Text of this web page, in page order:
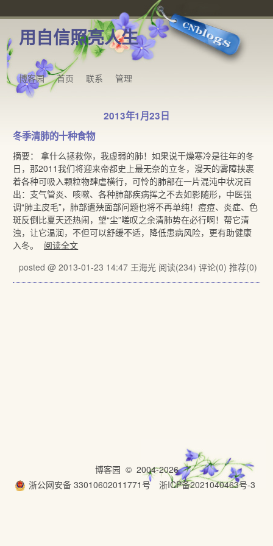
用自信照亮人生
博客园 首页 联系 管理
2013年1月23日
冬季清肺的十种食物
摘要： 拿什么拯救你，我虚弱的肺！如果说干燥寒冷是往年的冬
日，那2011我们将迎来帝都史上最无奈的立冬，漫天的雾障挟裹
着各种可吸入颗粒物肆虐横行，可怜的肺部在一片混沌中状况百
出：支气管炎、咳嗽、各种肺部疾病挥之不去如影随形，中医强
调“肺主皮毛”，肺部遭殃面部问题也将不再单纯！痘痘、炎症、色
斑反倒比夏天还热闹，望“尘”嗟叹之余清肺势在必行啊！帮它清
浊，让它温润，不但可以舒缓不适，降低患病风险，更有助健康
入冬。
阅读全文
posted @ 2013-01-23 14:47 王海光 阅读(234) 评论(0) 推荐(0)
博客园 © 2004-2026
浙公网安备 33010602011771号
浙ICP备2021040463号-3